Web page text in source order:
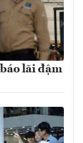
lãi đậm